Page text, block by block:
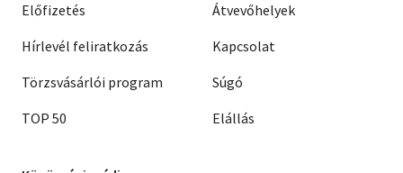
Előfizetés
Hírlevél feliratkozás
Törzsvásárlói program
TOP 50
Átvevőhelyek
Kapcsolat
Súgó
Elállás